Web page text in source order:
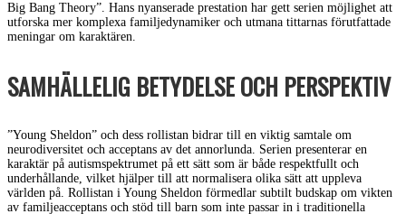
Big Bang Theory”. Hans nyanserade prestation har gett serien möjlighet att
utforska mer komplexa familjedynamiker och utmana tittarnas förutfattade
meningar om karaktären.
SAMHÄLLELIG BETYDELSE OCH PERSPEKTIV
”Young Sheldon” och dess rollistan bidrar till en viktig samtale om
neurodiversitet och acceptans av det annorlunda. Serien presenterar en
karaktär på autismspektrumet på ett sätt som är både respektfullt och
underhållande, vilket hjälper till att normalisera olika sätt att uppleva
världen på. Rollistan i Young Sheldon förmedlar subtilt budskap om vikten
av familjeacceptans och stöd till barn som inte passar in i traditionella